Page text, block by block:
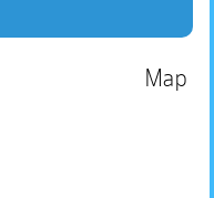
Map